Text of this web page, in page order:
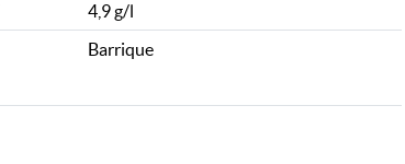
4,9 g/l
Barrique